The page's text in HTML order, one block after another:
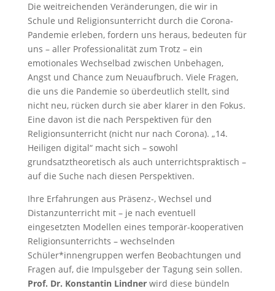
Die weitreichenden Veränderungen, die wir in
Schule und Religionsunterricht durch die Corona-
Pandemie erleben, fordern uns heraus, bedeuten für
uns – aller Professionalität zum Trotz – ein
emotionales Wechselbad zwischen Unbehagen,
Angst und Chance zum Neuaufbruch. Viele Fragen,
die uns die Pandemie so überdeutlich stellt, sind
nicht neu, rücken durch sie aber klarer in den Fokus.
Eine davon ist die nach Perspektiven für den
Religionsunterricht (nicht nur nach Corona). „14.
Heiligen digital“ macht sich – sowohl
grundsatztheoretisch als auch unterrichtspraktisch –
auf die Suche nach diesen Perspektiven.
Ihre Erfahrungen aus Präsenz-, Wechsel und
Distanzunterricht mit – je nach eventuell
eingesetzten Modellen eines temporär-kooperativen
Religionsunterrichts – wechselnden
Schüler*innengruppen werfen Beobachtungen und
Fragen auf, die Impulsgeber der Tagung sein sollen.
Prof. Dr. Konstantin Lindnerwird diese bündeln